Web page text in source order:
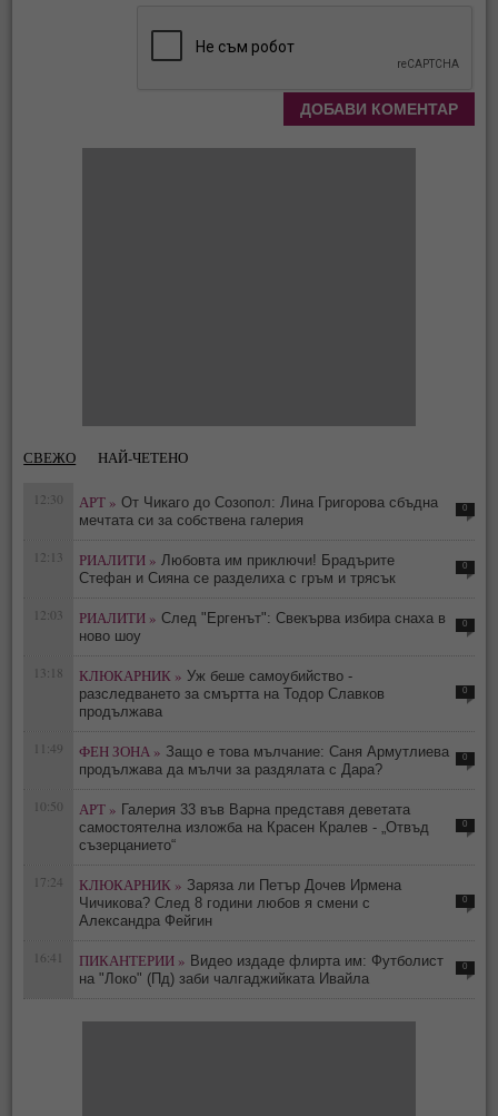
СВЕЖО НАЙ-ЧЕТЕНО
12:30 АРТ » От Чикаго до Созопол: Лина Григорова сбъдна
мечтата си за собствена галерия
0
12:13 РИАЛИТИ » Любовта им приключи! Брадърите
Стефан и Сияна се разделиха с гръм и трясък
0
12:03 РИАЛИТИ » След "Ергенът": Свекърва избира снаха в
ново шоу
0
13:18 КЛЮКАРНИК » Уж беше самоубийство -
разследването за смъртта на Тодор Славков
продължава
0
11:49 ФЕН ЗОНА » Защо е това мълчание: Саня Армутлиева
продължава да мълчи за раздялата с Дара?
0
10:50 АРТ » Галерия 33 във Варна представя деветата
самостоятелна изложба на Красен Кралев - „Отвъд
съзерцанието“
0
17:24 КЛЮКАРНИК » Заряза ли Петър Дочев Ирмена
Чичикова? След 8 години любов я смени с
Александра Фейгин
0
16:41 ПИКАНТЕРИИ » Видео издаде флирта им: Футболист
на "Локо" (Пд) заби чалгаджийката Ивайла
0